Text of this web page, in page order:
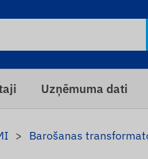
Uzņēmuma dati
Barošanas